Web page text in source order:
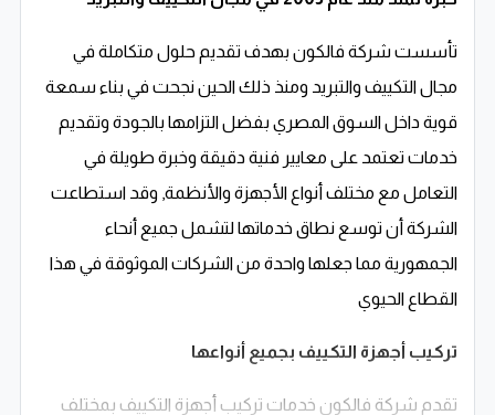
تأسست شركة فالكون بهدف تقديم حلول متكاملة في
مجال التكييف والتبريد ومنذ ذلك الحين نجحت في بناء سمعة
قوية داخل السوق المصري بفضل التزامها بالجودة وتقديم
خدمات تعتمد على معايير فنية دقيقة وخبرة طويلة في
التعامل مع مختلف أنواع الأجهزة والأنظمة, وقد استطاعت
الشركة أن توسع نطاق خدماتها لتشمل جميع أنحاء
الجمهورية مما جعلها واحدة من الشركات الموثوقة في هذا
القطاع الحيوي
تركيب أجهزة التكييف بجميع أنواعها
تقدم شركة فالكون خدمات تركيب أجهزة التكييف بمختلف